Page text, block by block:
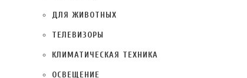
ДЛЯ ЖИВОТНЫХ
ТЕЛЕВИЗОРЫ
КЛИМАТИЧЕСКАЯ ТЕХНИКА
ОСВЕЩЕНИЕ